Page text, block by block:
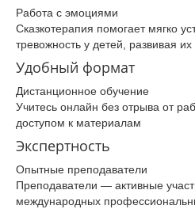
Работа с эмоциями
Сказкотерапия помогает мягко
тревожность у детей, развивая
Удобный формат
Дистанционное обучение
Учитесь онлайн без отрыва от
доступом к материалам
Экспертность
Опытные преподаватели
Преподаватели — активные
международных